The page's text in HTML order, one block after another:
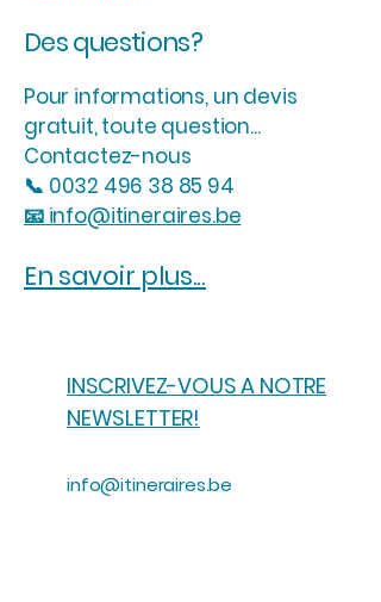
Des questions?
Pour informations, un devis
gratuit, toute question...
Contactez-nous
📞 0032 496 38 85 94
📧 info@itineraires.be
En savoir plus...
INSCRIVEZ-VOUS A NOTRE
NEWSLETTER!
info@itineraires.be